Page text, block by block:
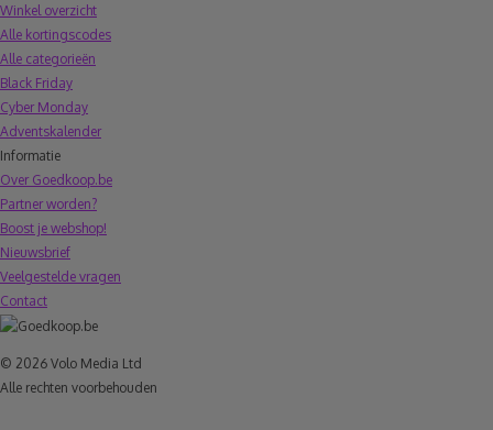
Winkel overzicht
Alle kortingscodes
Alle categorieën
Black Friday
Cyber Monday
Adventskalender
Informatie
Over Goedkoop.be
Partner worden?
Boost je webshop!
Nieuwsbrief
Veelgestelde vragen
Contact
© 2026 Volo Media Ltd
Alle rechten voorbehouden